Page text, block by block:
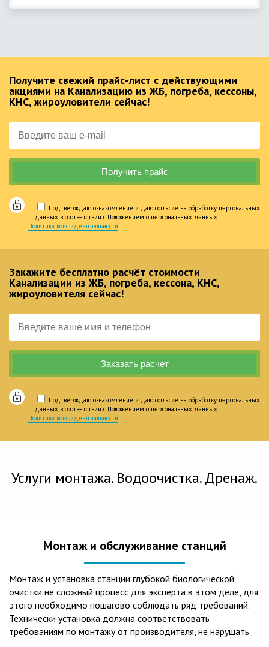
Получите свежий прайс-лист с действующими
акциями на Канализацию из ЖБ, погреба, кессоны,
КНС, жироуловители сейчас!
Подтверждаю ознакомление и даю согласие на обработку персональных
данных в соответствии с Положением о персональных данных.
Политика конфиденциальности
Закажите бесплатно расчёт стоимости
Канализации из ЖБ, погреба, кессона, КНС,
жироуловителя сейчас!
Подтверждаю ознакомление и даю согласие на обработку персональных
данных в соответствии с Положением о персональных данных.
Политика конфиденциальности
Услуги монтажа. Водоочистка. Дренаж.
Монтаж и обслуживание станций
Монтаж и установка станции глубокой биологической
очистки не сложный процесс для эксперта в этом деле, для
этого необходимо пошагово соблюдать ряд требований.
Технически установка должна соответствовать
требованиям по монтажу от производителя, не нарушать